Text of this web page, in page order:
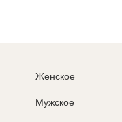
Женское
Мужское